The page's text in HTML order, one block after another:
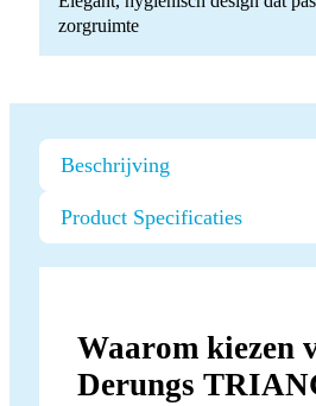
zorgruimte
Beschrijving
Product Specificaties
Waarom kiezen
Derungs